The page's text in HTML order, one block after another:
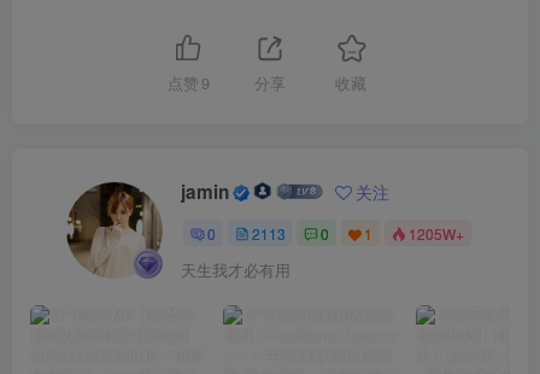
点赞 9 分享 收藏
jamin 关注
0 2113 0 1 1205W+
天生我才必有用